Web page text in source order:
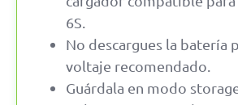
6S.
No descargues la batería
voltaje recomendado.
Guárdala en modo